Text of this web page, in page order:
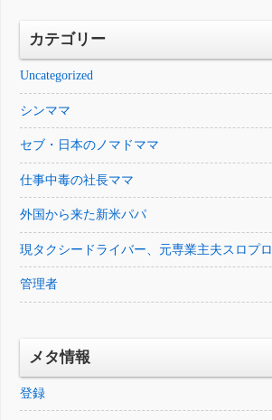
カテゴリー
Uncategorized
シンママ
セブ・日本のノマドママ
仕事中毒の社長ママ
外国から来た新米パパ
現タクシードライバー、元専業主夫スロプロ
管理者
メタ情報
登録